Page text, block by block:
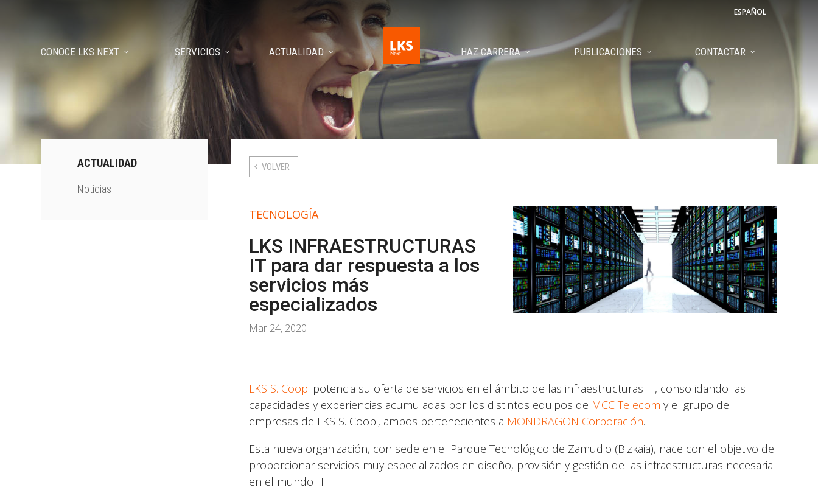
ESPAÑOL
CONOCE LKS NEXT SERVICIOS ACTUALIDAD HAZ CARRERA PUBLICACIONES CONTACTAR
VOLVER
TECNOLOGÍA
LKS INFRAESTRUCTURAS
IT para dar respuesta a los
servicios más
especializados
Mar 24, 2020
LKS S. Coop. potencia su oferta de servicios en el ámbito de las infraestructuras IT, consolidando las
capacidades y experiencias acumuladas por los distintos equipos de MCC Telecom y el grupo de
empresas de LKS S. Coop., ambos pertenecientes a MONDRAGON Corporación.
Esta nueva organización, con sede en el Parque Tecnológico de Zamudio (Bizkaia), nace con el objetivo de
proporcionar servicios muy especializados en diseño, provisión y gestión de las infraestructuras necesaria
en el mundo IT.
ACTUALIDAD
Noticias